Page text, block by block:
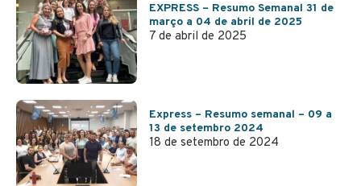
EXPRESS – Resumo Semanal 31 de
março a 04 de abril de 2025
7 de abril de 2025
Express – Resumo semanal – 09 a
13 de setembro 2024
18 de setembro de 2024